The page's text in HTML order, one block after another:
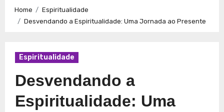
Caminhos para a Plenitude no Presente
Espiritualidade: Conexão e Significado no Presente
Home
Espiritualidade
Desvendando a Espiritualidade: Uma Jornada ao Presente
Espiritualidade
Desvendando a
Espiritualidade: Uma